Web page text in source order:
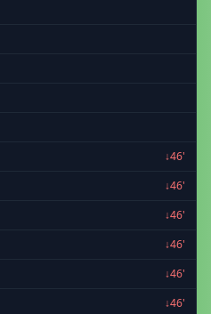
↓46'
↓46'
↓46'
↓46'
↓46'
↓46'